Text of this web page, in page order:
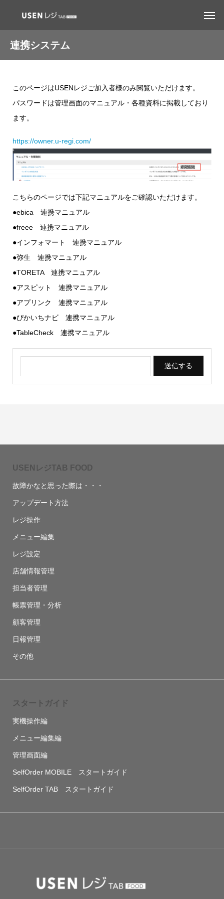
連携システム
このページはUSENレジご加入者様のみ閲覧いただけます。
パスワードは管理画面のマニュアル・各種資料に掲載しており
ます。
https://owner.u-regi.com/
こちらのページでは下記マニュアルをご確認いただけます。
●ebica 連携マニュアル
●freee 連携マニュアル
●インフォマート 連携マニュアル
●弥生 連携マニュアル
●TORETA 連携マニュアル
●アスピット 連携マニュアル
●アプリンク 連携マニュアル
●ぴかいちナビ 連携マニュアル
●TableCheck 連携マニュアル
USENレジTAB FOOD
故障かなと思った際は・・・
アップデート方法
レジ操作
メニュー編集
レジ設定
店舗情報管理
担当者管理
帳票管理・分析
顧客管理
日報管理
その他
スタートガイド
実機操作編
メニュー編集編
管理画面編
SelfOrder MOBILE スタートガイド
SelfOrder TAB スタートガイド